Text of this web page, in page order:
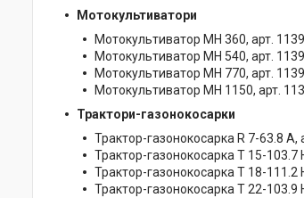
Мотокультиватори
Мотокультиватор MH 360, арт.
Мотокультиватор MH 540, арт.
Мотокультиватор MH 770, арт.
Мотокультиватор MH 1150, арт.
Трактори-газонокосарки
Трактор-газонокосарка R 7-63.8 A,
Трактор-газонокосарка T 15-103.7
Трактор-газонокосарка T 18-111.2
Трактор-газонокосарка T 22-103.9